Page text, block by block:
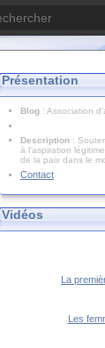
Présentation
Blog : Association
Description :
à l'aspiration
de la paix dans le
Contact
Vidéos
La
Les